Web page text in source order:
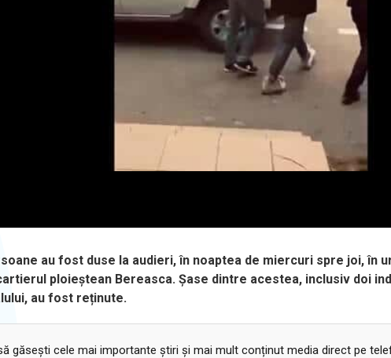
au fost duse la audieri, în noaptea de miercuri spre joi, în
ploieștean Bereasca. Șase dintre acestea, inclusiv doi
au fost reținute.
găsești cele mai importante știri și mai mult conținut media direct pe